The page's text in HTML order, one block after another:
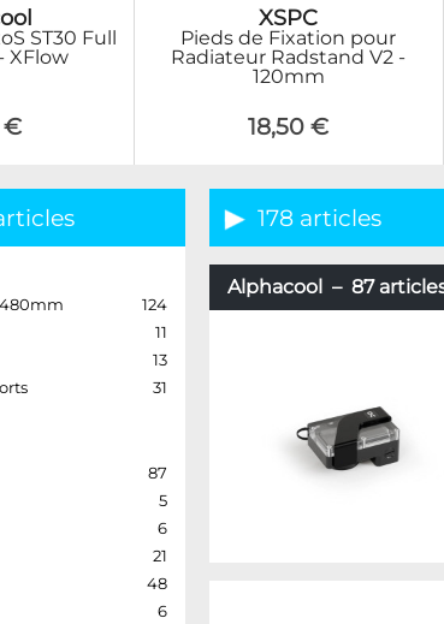
ST30 Full
XFlow
€
XSPC
Pieds de Fixation pour
Radiateur Radstand V2 -
120mm
18,50 €
480mm
124
11
13
31
87
5
6
21
48
6
178 articles
Alphacool – 87